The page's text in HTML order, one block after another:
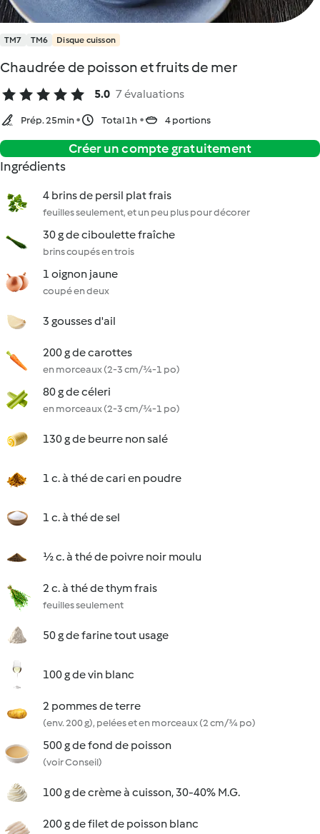
TM7 TM6 Disque cuisson
Chaudrée de poisson et fruits de mer
5.0 7 évaluations
Prép. 25min Total 1h 4 portions
Créer un compte gratuitement
Ingrédients
4 brins de persil plat frais
feuilles seulement, et un peu plus pour décorer
30 g de ciboulette fraîche
brins coupés en trois
1 oignon jaune
coupé en deux
3 gousses d'ail
200 g de carottes
en morceaux (2-3 cm/¾-1 po)
80 g de céleri
en morceaux (2-3 cm/¾-1 po)
130 g de beurre non salé
1 c. à thé de cari en poudre
1 c. à thé de sel
½ c. à thé de poivre noir moulu
2 c. à thé de thym frais
feuilles seulement
50 g de farine tout usage
100 g de vin blanc
2 pommes de terre
(env. 200 g), pelées et en morceaux (2 cm/¾ po)
500 g de fond de poisson
(voir Conseil)
100 g de crème à cuisson, 30-40% M.G.
200 g de filet de poisson blanc